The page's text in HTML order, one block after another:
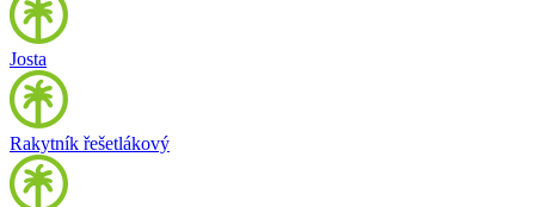
Josta
Rakytník řešetlákový